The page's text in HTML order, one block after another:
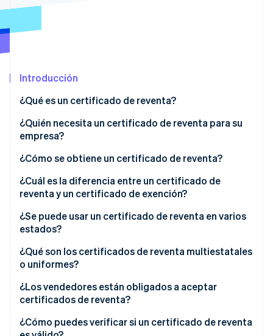
Introducción
¿Qué es un certificado de reventa?
¿Quién necesita un certificado de reventa para su
empresa?
¿Cómo se obtiene un certificado de reventa?
¿Cuál es la diferencia entre un certificado de
reventa y un certificado de exención?
¿Se puede usar un certificado de reventa en varios
estados?
¿Qué son los certificados de reventa multiestatales
o uniformes?
¿Los vendedores están obligados a aceptar
certificados de reventa?
¿Cómo puedes verificar si un certificado de reventa